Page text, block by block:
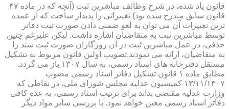
قانون یاد شده، در شرح وظائف مباشرین ثبت (آنچه كه در ماده ۴۷
قانون سابق مندرج شده بود) تغییراتی را پدیدار ساخت كه از عمده
ترین تغییرات آن می توان به لغو ضمنی دادن صورت ثبت دفاتر
توسط مباشرین ثبت به متقاضیان اشاره داشت. لیكن علیرغم چنین
حذفی، در عمل مباشرین ثبت در آن روزگاران صورت ثبت سند را
به متقاضیان، ارائه می نمودند.تصویب اولین قانون مربوط به تشكیل
مستقل دفترخانه های اسناد رسمی، به سال ۱۳۰۷ باز می گردد.
مطابق ماده ۱ قانون تشكیل دفاتر اسناد رسمی مصوب
۱۳/۱۱/۱۳۰۷ كمیسیون عدلیه مجلس شورای ملی، در نقاطی كه
وزارت عدلیه مقتضی بداند برای ترتیب اسناد رسمی، به عده كافی
دفاتر اسناد رسمی معین خواهد نمود. با بررسی سایر مواد دیگر